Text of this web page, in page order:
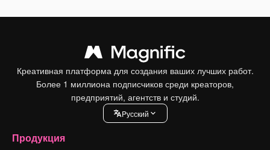
Креативная платформа для создания ваших лучших работ.
Более 1 миллиона подписчиков среди креаторов,
предприятий, агентств и студий.
Pусский
Продукция